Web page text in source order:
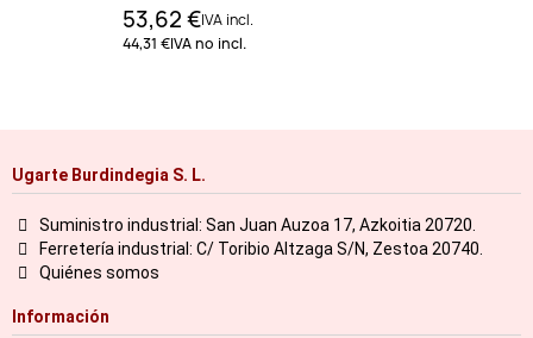
53,62 €IVA incl.
44,31 €IVA no incl.
Ugarte Burdindegia S. L.
Suministro industrial: San Juan Auzoa 17, Azkoitia 20720.
Ferretería industrial: C/ Toribio Altzaga S/N, Zestoa 20740.
Quiénes somos
Información